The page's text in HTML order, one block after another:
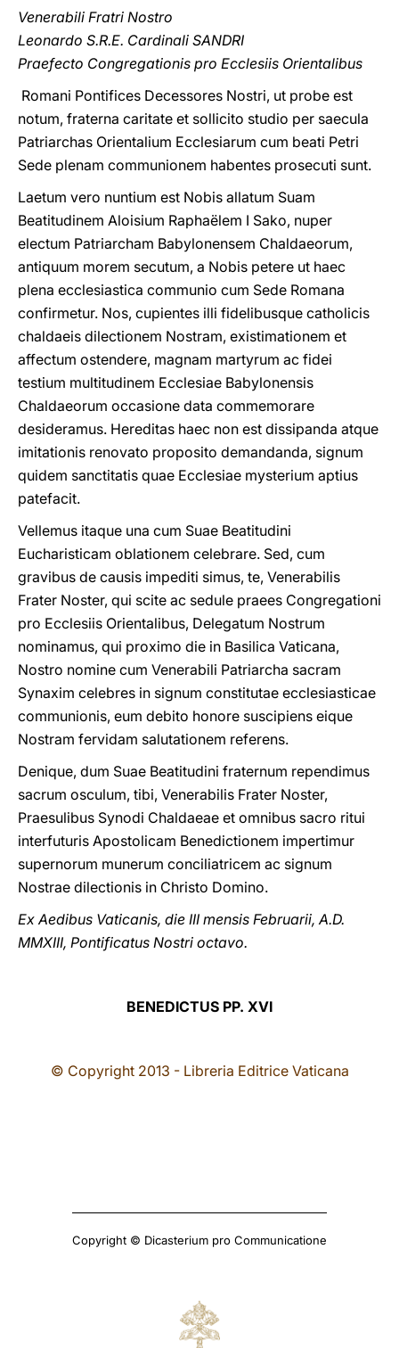
Venerabili Fratri Nostro
Leonardo S.R.E. Cardinali SANDRI
Praefecto Congregationis pro Ecclesiis Orientalibus
Romani Pontifices Decessores Nostri, ut probe est
notum, fraterna caritate et sollicito studio per saecula
Patriarchas Orientalium Ecclesiarum cum beati Petri
Sede plenam communionem habentes prosecuti sunt.
Laetum vero nuntium est Nobis allatum Suam
Beatitudinem Aloisium Raphaëlem I Sako, nuper
electum Patriarcham Babylonensem Chaldaeorum,
antiquum morem secutum, a Nobis petere ut haec
plena ecclesiastica communio cum Sede Romana
confirmetur. Nos, cupientes illi fidelibusque catholicis
chaldaeis dilectionem Nostram, existimationem et
affectum ostendere, magnam martyrum ac fidei
testium multitudinem Ecclesiae Babylonensis
Chaldaeorum occasione data commemorare
desideramus. Hereditas haec non est dissipanda atque
imitationis renovato proposito demandanda, signum
quidem sanctitatis quae Ecclesiae mysterium aptius
patefacit.
Vellemus itaque una cum Suae Beatitudini
Eucharisticam oblationem celebrare. Sed, cum
gravibus de causis impediti simus, te, Venerabilis
Frater Noster, qui scite ac sedule praees Congregationi
pro Ecclesiis Orientalibus, Delegatum Nostrum
nominamus, qui proximo die in Basilica Vaticana,
Nostro nomine cum Venerabili Patriarcha sacram
Synaxim celebres in signum constitutae ecclesiasticae
communionis, eum debito honore suscipiens eique
Nostram fervidam salutationem referens.
Denique, dum Suae Beatitudini fraternum rependimus
sacrum osculum, tibi, Venerabilis Frater Noster,
Praesulibus Synodi Chaldaeae et omnibus sacro ritui
interfuturis Apostolicam Benedictionem impertimur
supernorum munerum conciliatricem ac signum
Nostrae dilectionis in Christo Domino.
Ex Aedibus Vaticanis, die III mensis Februarii, A.D.
MMXIII, Pontificatus Nostri octavo.
BENEDICTUS PP. XVI
© Copyright 2013 - Libreria Editrice Vaticana
Copyright © Dicasterium pro Communicatione